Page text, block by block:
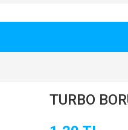
TURBO